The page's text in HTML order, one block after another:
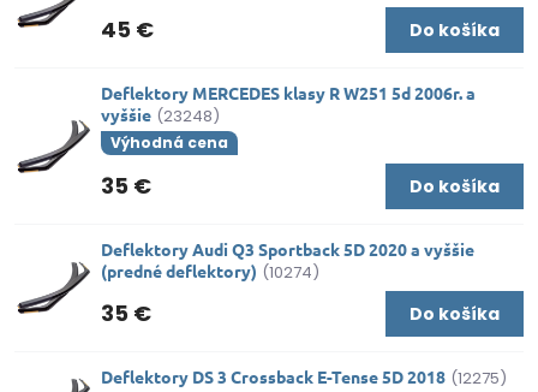
45 € Do košíka
Deflektory MERCEDES klasy R W251 5d 2006r. a
vyššie (23248)
Výhodná cena
35 € Do košíka
Deflektory Audi Q3 Sportback 5D 2020 a vyššie
(predné deflektory) (10274)
35 € Do košíka
Deflektory DS 3 Crossback E-Tense 5D 2018 (12275)